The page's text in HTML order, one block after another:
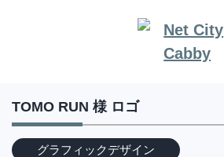
TOMO RUN 様 ロゴ
グラフィックデザイン